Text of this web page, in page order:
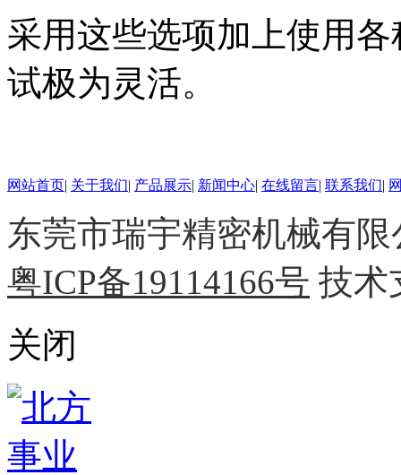
采用这些选项加上使用
试极为灵活。
网站首页| 关于我们| 产品展示| 新闻中心| 在线留言| 联系我们|
东莞市瑞宇精密机械有
粤ICP备19114166号 技术
关闭